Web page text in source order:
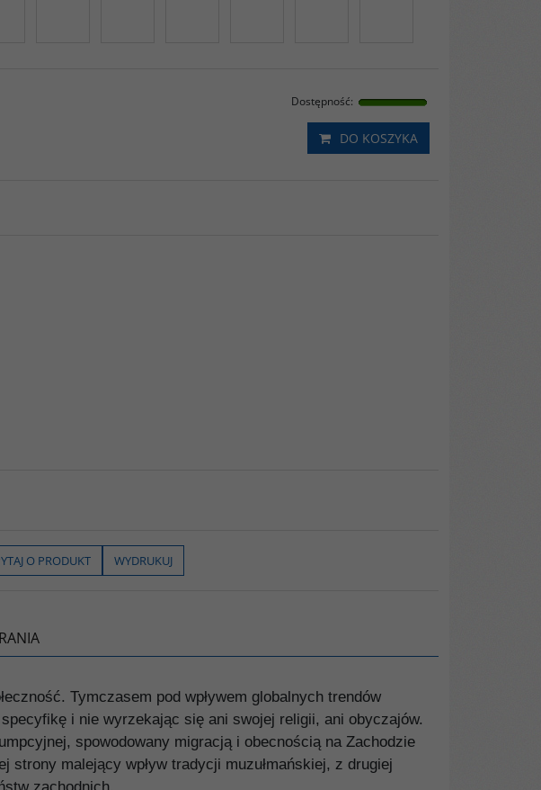
Dostępność:
DO KOSZYKA
O PRODUKT WYDRUKUJ
Tymczasem pod wpływem globalnych trendów
i nie wyrzekając się ani swojej religii, ani obyczajów.
spowodowany migracją i obecnością na Zachodzie
malejący wpływ tradycji muzułmańskiej, z drugiej